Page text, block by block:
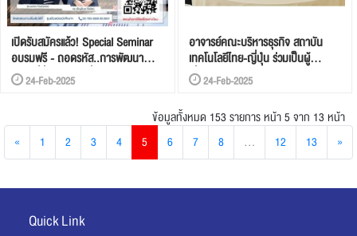
เปิดรับสมัครแล้ว! Special Seminar
อบรมฟรี - ถอดรหัส..การพัฒนา
ธุรกิจที่ยั่งยืนสไตล์ญี่ปุ่น
24-Feb-2025
อาจารย์คณะบริหารธุรกิจ สถาบัน
เทคโนโลยีไทย-ญี่ปุ่น ร่วมเป็นผู้
เชี่ยวชาญให้คำแนะนำในกิจกรรม
Hackathon การประกวดผลงาน The
Playground ภาคกลาง
24-Feb-2025
ข้อมูลทั้งหมด 153 รายการหน้า 5 จาก 13 หน้า
«
1 2 3 4 5 6 7 8 ... 12 13 »
Quick Link